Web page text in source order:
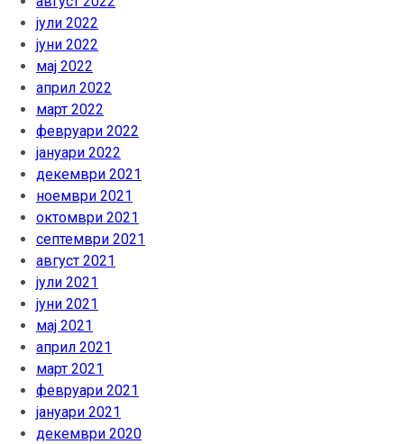
јули 2022
јуни 2022
мај 2022
април 2022
март 2022
февруари 2022
јануари 2022
декември 2021
ноември 2021
октомври 2021
септември 2021
август 2021
јули 2021
јуни 2021
мај 2021
април 2021
март 2021
февруари 2021
јануари 2021
декември 2020